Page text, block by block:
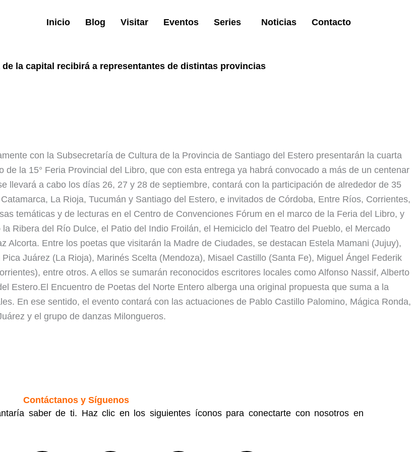
Inicio Blog Visitar Eventos Series Noticias Contacto
la capital recibirá a representantes de distintas provincias
con la Subsecretaría de Cultura de la Provincia de Santiago del Estero presentarán la cuarta
de la 15° Feria Provincial del Libro, que con esta entrega ya habrá convocado a más de un centenar
llevará a cabo los días 26, 27 y 28 de septiembre, contará con la participación de alrededor de 35
La Rioja, Tucumán y Santiago del Estero, e invitados de Córdoba, Entre Ríos, Corrientes,
temáticas y de lecturas en el Centro de Convenciones Fórum en el marco de la Feria del Libro, y
Ribera del Río Dulce, el Patio del Indio Froilán, el Hemiciclo del Teatro del Pueblo, el Mercado
Alcorta. Entre los poetas que visitarán la Madre de Ciudades, se destacan Estela Mamani (Jujuy),
Juárez (La Rioja), Marinés Scelta (Mendoza), Misael Castillo (Santa Fe), Miguel Ángel Federik
entre otros. A ellos se sumarán reconocidos escritores locales como Alfonso Nassif, Alberto
Estero.El Encuentro de Poetas del Norte Entero alberga una original propuesta que suma a la
En ese sentido, el evento contará con las actuaciones de Pablo Castillo Palomino, Mágica Ronda,
y el grupo de danzas Milongueros.
Contáctanos y Síguenos
saber de ti. Haz clic en los siguientes íconos para conectarte con nosotros en